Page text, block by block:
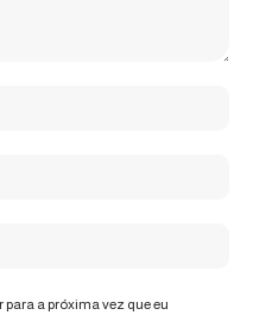
a próxima vez que eu